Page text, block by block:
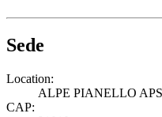
Sede
Location:
ALPE PIANELLO APS
CAP: